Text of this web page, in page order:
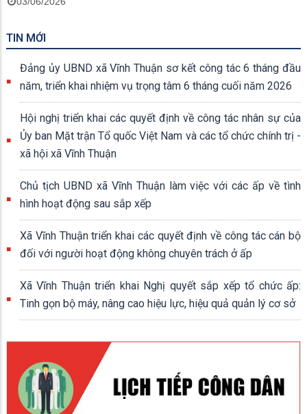
TIN MỚI
Đảng ủy UBND xã Vĩnh Thuận sơ kết công tác 6 tháng đầu
năm, triển khai nhiệm vụ trọng tâm 6 tháng cuối năm 2026
Hội nghị triển khai các quyết định về công tác nhân sự của
Ủy ban Mặt trận Tổ quốc Việt Nam và các tổ chức chính trị -
xã hội xã Vĩnh Thuận
Chủ tịch UBND xã Vĩnh Thuận làm việc với các ấp về tình
hình hoạt động sau sắp xếp
Xã Vĩnh Thuận triển khai các quyết định về công tác cán bộ
đối với người hoạt động không chuyên trách ở ấp
Xã Vĩnh Thuận triển khai Nghị quyết sắp xếp tổ chức ấp:
Tinh gọn bộ máy, nâng cao hiệu lực, hiệu quả quản lý cơ sở